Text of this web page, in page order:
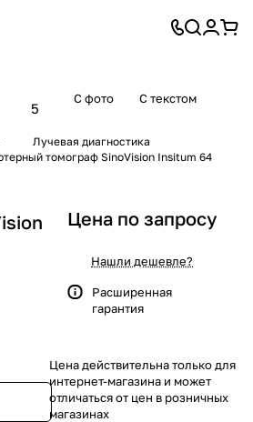
5
С фото С текстом
Лучевая диагностика
томограф SinoVision Insitum 64
Цена по запросу
Нашли дешевле?
Расширенная
гарантия
Цена действительна только для
интернет-магазина и может
отличаться от цен в розничных
магазинах